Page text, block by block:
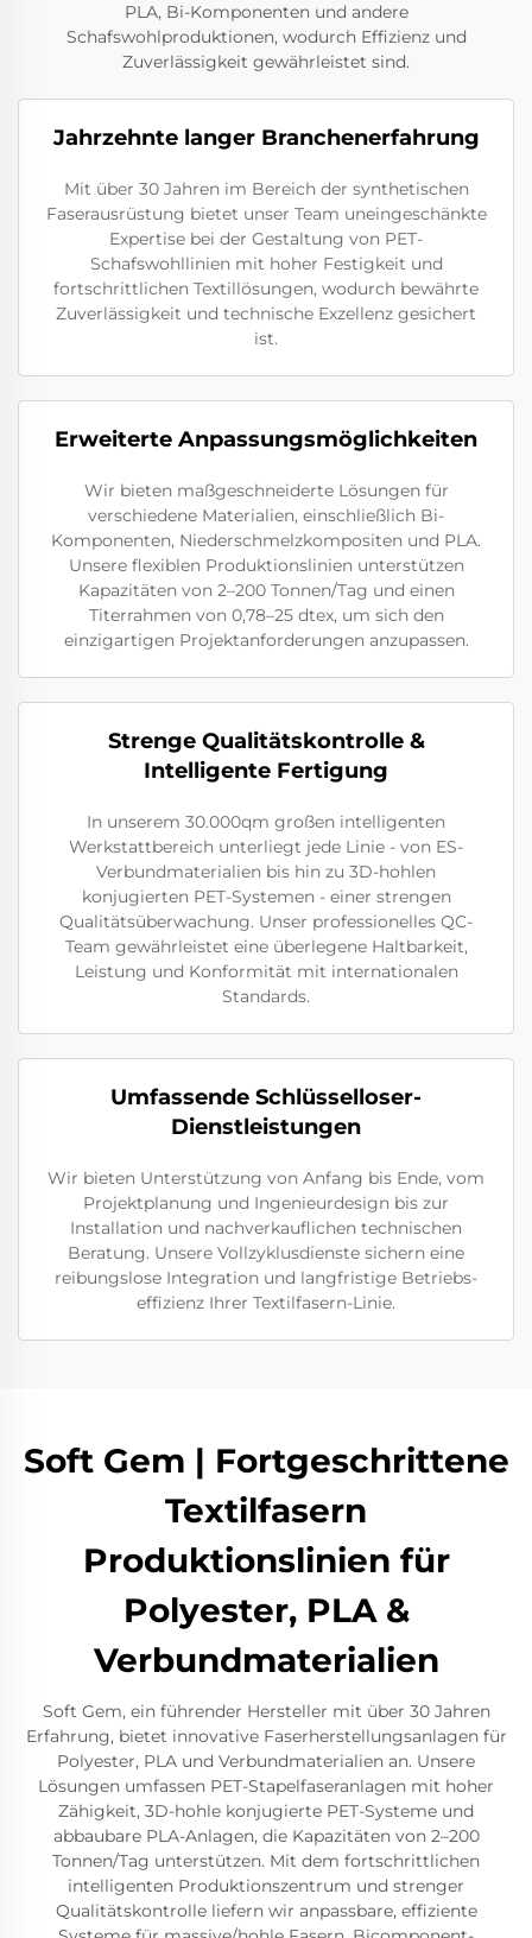
PLA, Bi-Komponenten und andere
Schafswohlproduktionen, wodurch Effizienz und
Zuverlässigkeit gewährleistet sind.
Jahrzehnte langer Branchenerfahrung
Mit über 30 Jahren im Bereich der synthetischen
Faserausrüstung bietet unser Team uneingeschänkte
Expertise bei der Gestaltung von PET-
Schafswohllinien mit hoher Festigkeit und
fortschrittlichen Textillösungen, wodurch bewährte
Zuverlässigkeit und technische Exzellenz gesichert
ist.
Erweiterte Anpassungsmöglichkeiten
Wir bieten maßgeschneiderte Lösungen für
verschiedene Materialien, einschließlich Bi-
Komponenten, Niederschmelzkompositen und PLA.
Unsere flexiblen Produktionslinien unterstützen
Kapazitäten von 2–200 Tonnen/Tag und einen
Titerrahmen von 0,78–25 dtex, um sich den
einzigartigen Projektanforderungen anzupassen.
Strenge Qualitätskontrolle &
Intelligente Fertigung
In unserem 30.000qm großen intelligenten
Werkstattbereich unterliegt jede Linie - von ES-
Verbundmaterialien bis hin zu 3D-hohlen
konjugierten PET-Systemen - einer strengen
Qualitätsüberwachung. Unser professionelles QC-
Team gewährleistet eine überlegene Haltbarkeit,
Leistung und Konformität mit internationalen
Standards.
Umfassende Schlüsselloser-
Dienstleistungen
Wir bieten Unterstützung von Anfang bis Ende, vom
Projektplanung und Ingenieurdesign bis zur
Installation und nachverkauflichen technischen
Beratung. Unsere Vollzyklusdienste sichern eine
reibungslose Integration und langfristige Betriebs-
effizienz Ihrer Textilfasern-Linie.
Soft Gem | Fortgeschrittene
Textilfasern
Produktionslinien für
Polyester, PLA &
Verbundmaterialien
Soft Gem, ein führender Hersteller mit über 30 Jahren
Erfahrung, bietet innovative Faserherstellungsanlagen für
Polyester, PLA und Verbundmaterialien an. Unsere
Lösungen umfassen PET-Stapelfaseranlagen mit hoher
Zähigkeit, 3D-hohle konjugierte PET-Systeme und
abbaubare PLA-Anlagen, die Kapazitäten von 2–200
Tonnen/Tag unterstützen. Mit dem fortschrittlichen
intelligenten Produktionszentrum und strenger
Qualitätskontrolle liefern wir anpassbare, effiziente